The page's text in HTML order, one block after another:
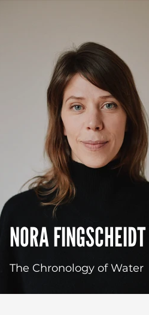
NORA FINGSCHEIDT
The Chronology of Water